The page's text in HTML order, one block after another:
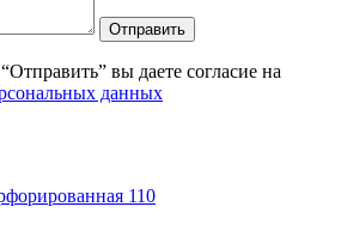
Отправить
вы даете согласие на
данных
110